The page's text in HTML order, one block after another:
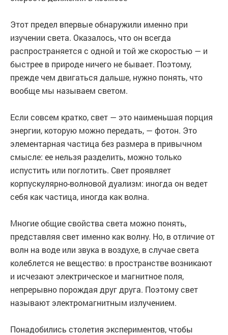
Этот предел впервые обнаружили именно при
изучении света. Оказалось, что он всегда
распространяется с одной и той же скоростью — и
быстрее в природе ничего не бывает. Поэтому,
прежде чем двигаться дальше, нужно понять, что
вообще мы называем светом.
Если совсем кратко, свет — это наименьшая порция
энергии, которую можно передать, — фотон. Это
элементарная частица без размера в привычном
смысле: ее нельзя разделить, можно только
испустить или поглотить. Свет проявляет
корпускулярно-волновой дуализм: иногда он ведет
себя как частица, иногда как волна.
Многие общие свойства света можно понять,
представляя свет именно как волну. Но, в отличие от
волн на воде или звука в воздухе, в случае света
колеблется не вещество: в пространстве возникают
и исчезают электрическое и магнитное поля,
непрерывно порождая друг друга. Поэтому свет
называют электромагнитным излучением.
Понадобились столетия экспериментов, чтобы